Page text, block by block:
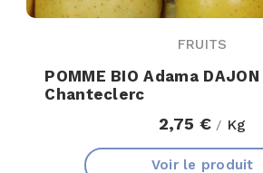
FRUITS
POMME BIO Adama DAJON
Chanteclerc
2,75 € / Kg
Voir le produit